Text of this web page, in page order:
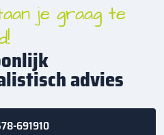
je graag te
advies
691910